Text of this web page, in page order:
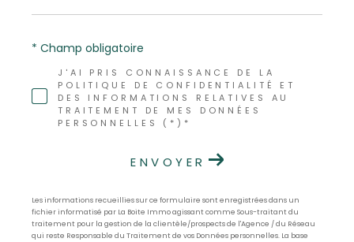
J'AI PRIS CONNAISSANCE DE LA
POLITIQUE DE CONFIDENTIALITÉ ET
DES INFORMATIONS RELATIVES AU
TRAITEMENT DE MES DONNÉES
PERSONNELLES (*)*
* Champ obligatoire
ENVOYER
Les informations recueillies sur ce formulaire sont enregistrées dans un
fichier informatisé par La Boite Immo agissant comme Sous-traitant du
traitement pour la gestion de la clientèle/prospects de l'Agence / du Réseau
qui reste Responsable du Traitement de vos Données personnelles. La base